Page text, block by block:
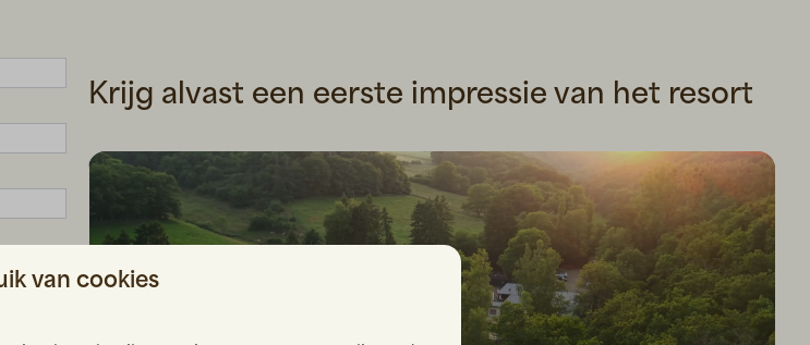
Krijg alvast een eerste impressie van het resort
van cookies